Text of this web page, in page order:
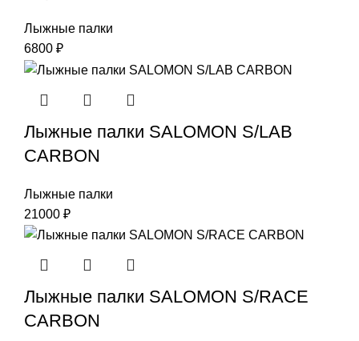
Лыжные палки
6800 ₽
Лыжные палки SALOMON S/LAB
CARBON
Лыжные палки
21000 ₽
Лыжные палки SALOMON S/RACE
CARBON